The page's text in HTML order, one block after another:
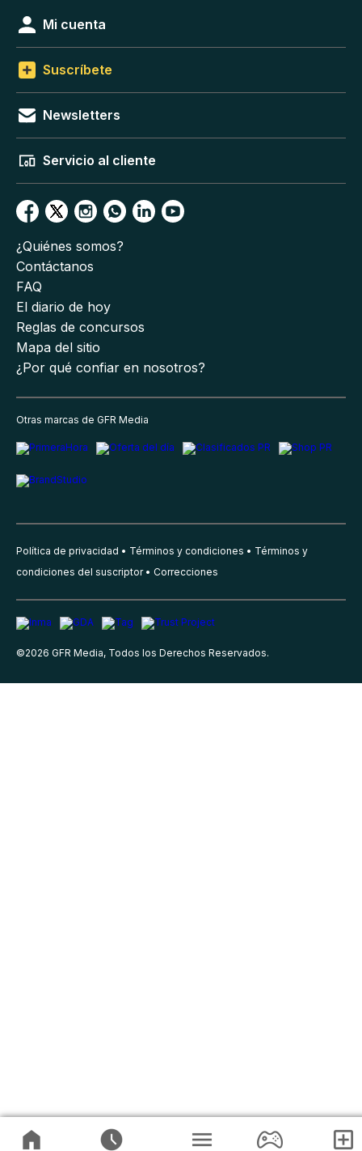
Mi cuenta
Suscríbete
Newsletters
Servicio al cliente
¿Quiénes somos?
Contáctanos
FAQ
El diario de hoy
Reglas de concursos
Mapa del sitio
¿Por qué confiar en nosotros?
Otras marcas de GFR Media
Política de privacidad Términos y condiciones
Términos y
condiciones del suscriptor
Correcciones
©2026 GFR Media, Todos los Derechos Reservados.